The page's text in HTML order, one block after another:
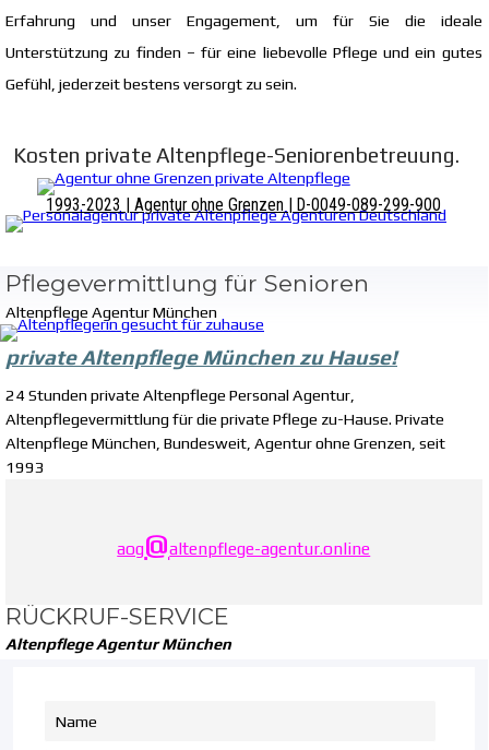
Erfahrung und unser Engagement, um für Sie die ideale
Unterstützung zu finden – für eine liebevolle Pflege und ein gutes
Gefühl, jederzeit bestens versorgt zu sein.
Kosten private Altenpflege-Seniorenbetreuung.
1993-2023 | Agentur ohne Grenzen | D-0049-089-299-900
Pflegevermittlung für Senioren
Altenpflege Agentur München
private Altenpflege München zu Hause!
24 Stunden private Altenpflege Personal Agentur,
Altenpflegevermittlung für die private Pflege zu-Hause. Private
Altenpflege München, Bundesweit, Agentur ohne Grenzen, seit
1993
aog@altenpflege-agentur.online
RÜCKRUF-SERVICE
Altenpflege Agentur München